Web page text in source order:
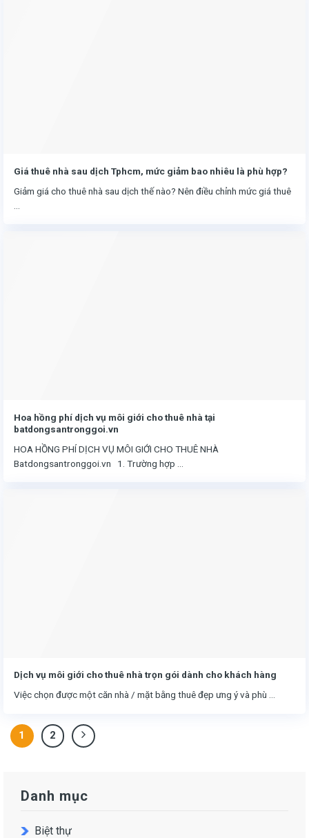
Giá thuê nhà sau dịch Tphcm, mức giảm bao nhiêu là phù hợp?
Giảm giá cho thuê nhà sau dịch thế nào? Nên điều chỉnh mức giá thuê
Hoa hồng phí dịch vụ môi giới cho thuê nhà tại
batdongsantronggoi.vn
HOA HỒNG PHÍ DỊCH VỤ MÔI GIỚI CHO THUÊ NHÀ
Batdongsantronggoi.vn 1. Trường hợp ...
Dịch vụ môi giới cho thuê nhà trọn gói dành cho khách hàng
Việc chọn được một căn nhà / mặt bằng thuê đẹp ưng ý và phù ...
1 2
Danh mục
Biệt thự